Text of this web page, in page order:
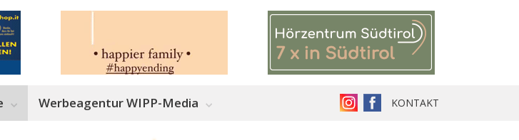
KONTAKT
Werbeagentur WIPP-Media